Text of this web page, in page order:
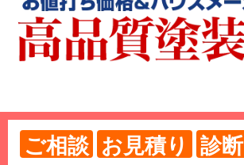
ご相談 お見積り 診断